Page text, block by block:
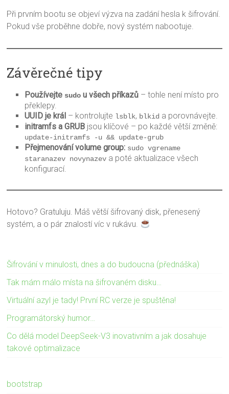
Při prvním bootu se objeví výzva na zadání hesla k šifrování.
Pokud vše proběhne dobře, nový systém nabootuje.
Závěrečné tipy
Používejte sudo u všech příkazů – tohle není místo pro
překlepy.
UUID je král – kontrolujte lsblk, blkid a porovnávejte.
initramfs a GRUB jsou klíčové – po každé větší změně:
update-initramfs -u && update-grub
Přejmenování volume group: sudo vgrename
staranazev novynazev a poté aktualizace všech
konfigurací.
Hotovo? Gratuluju. Máš větší šifrovaný disk, přenesený
systém, a o pár znalostí víc v rukávu.
Šifrování v minulosti, dnes a do budoucna (přednáška)
Tak mám málo místa na šifrovaném disku…
Virtuální azyl je tady! První RC verze je spuštěna!
Programátorský humor…
Co dělá model DeepSeek-V3 inovativním a jak dosahuje
takové optimalizace
bootstrap